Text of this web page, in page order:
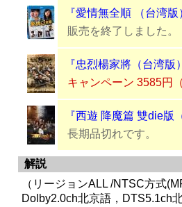
『愛情無全順 （台湾
販売を終了しました。
『忠烈楊家將（台湾
キャンペーン 3585円
『西遊 降魔篇 雙die
長期品切れです。
解説
（リージョンALL /NTSC方式
Dolby2.0ch北京語，DTS5.1ch